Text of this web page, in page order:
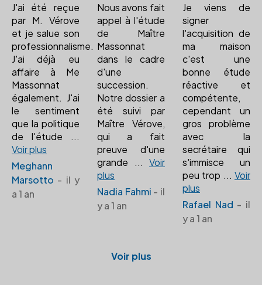
J'ai été reçue
par M. Vérove
et je salue son
professionnalisme.
J'ai déjà eu
affaire à Me
Massonnat
également. J'ai
le sentiment
que la politique
de l'étude ...
Voir plus
Meghann
Marsotto - il y
a 1 an
Nous avons fait
appel à l'étude
de Maître
Massonnat
dans le cadre
d'une
succession.
Notre dossier a
été suivi par
Maître Vérove,
qui a fait
preuve d'une
grande
... Voir
plus
Nadia Fahmi - il
y a 1 an
Je viens de
signer
l'acquisition de
ma maison
c'est une
bonne étude
réactive et
compétente,
cependant un
gros problème
avec la
secrétaire qui
s'immisce un
peu trop ... Voir
plus
Rafael Nad - il
y a 1 an
Voir plus